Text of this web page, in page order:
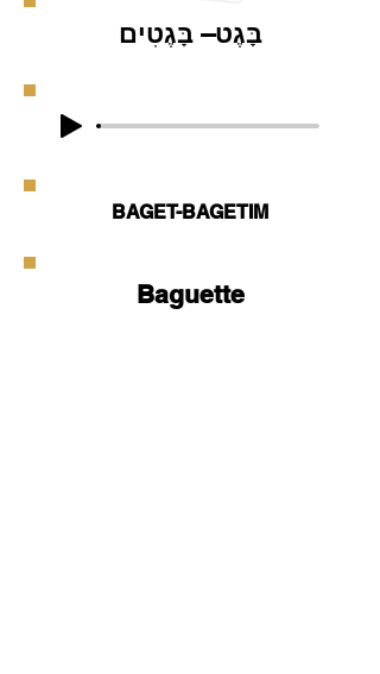
בָּגֶט– בָּגֶטִים
BAGET-BAGETIM
Baguette